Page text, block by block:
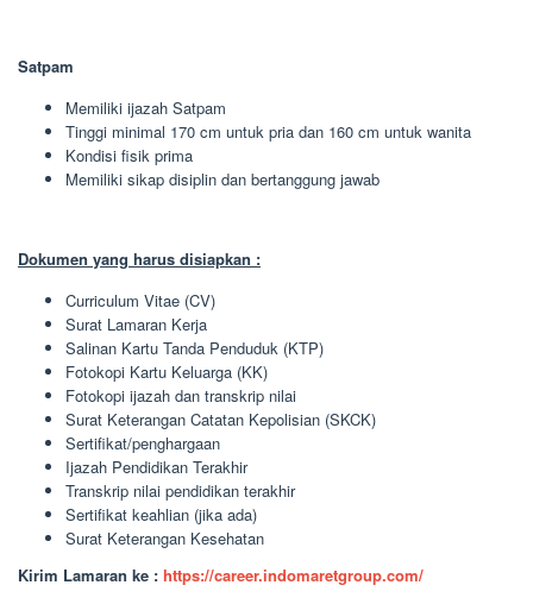
Satpam
Memiliki ijazah Satpam
Tinggi minimal 170 cm untuk pria dan 160 cm untuk wanita
Kondisi fisik prima
Memiliki sikap disiplin dan bertanggung jawab
Dokumen yang harus disiapkan :
Curriculum Vitae (CV)
Surat Lamaran Kerja
Salinan Kartu Tanda Penduduk (KTP)
Fotokopi Kartu Keluarga (KK)
Fotokopi ijazah dan transkrip nilai
Surat Keterangan Catatan Kepolisian (SKCK)
Sertifikat/penghargaan
Ijazah Pendidikan Terakhir
Transkrip nilai pendidikan terakhir
Sertifikat keahlian (jika ada)
Surat Keterangan Kesehatan
Kirim Lamaran ke : https://career.indomaretgroup.com/